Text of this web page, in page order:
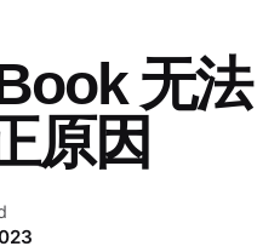
无法
原因